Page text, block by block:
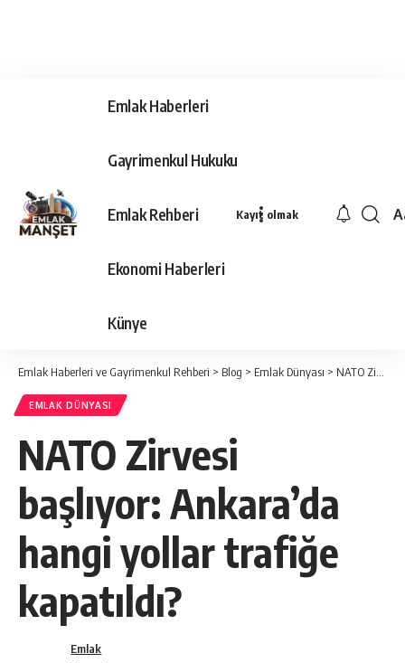
Emlak Haberleri
Gayrimenkul Hukuku
Emlak Rehberi
Ekonomi Haberleri
Künye
Kayıt olmak
Emlak Haberleri ve Gayrimenkul Rehberi > Blog > Emlak Dünyası > NATO Zirvesi başlıyor: Ankara’da hangi yollar trafiğe kapatıldı?
EMLAK DÜNYASI
NATO Zirvesi
başlıyor: Ankara’da
hangi yollar trafiğe
kapatıldı?
Emlak